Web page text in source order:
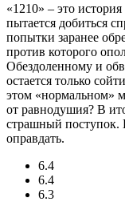
«1210» – это
пытается добиться
попытки заранее
против которого
Обездоленному и
остается только
этом «нормальном»
от равнодушия? В
страшный поступок.
оправдать.
6.4
6.4
6.3